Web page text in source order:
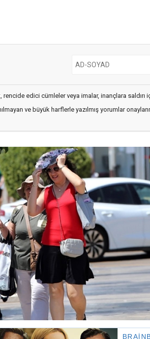
rencide edici cümleler veya imalar, inançlara saldırı
ve büyük harflerle yazılmış yorumlar